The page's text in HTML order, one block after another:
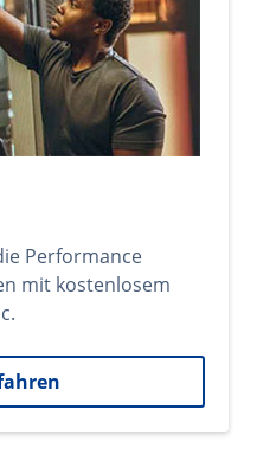
Performance
mit kostenlosem